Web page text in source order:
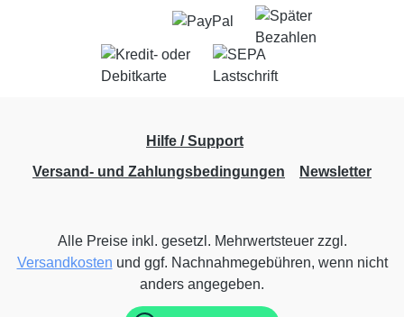
Hilfe / Support
Versand- und Zahlungsbedingungen
Newsletter
Alle Preise inkl. gesetzl. Mehrwertsteuer zzgl.
Versandkosten und ggf. Nachnahmegebühren, wenn nicht
anders angegeben.